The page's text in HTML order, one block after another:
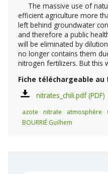
The massive use of
efficient agriculture more
left behind groundwater
and therefore a public
will be eliminated by
no longer contains them
nitrogen fertilizers. But this
Fiche téléchargeable au
nitrates_chili.pdf
azote nitrate atmosphère
BOURRIÉ Guilhem